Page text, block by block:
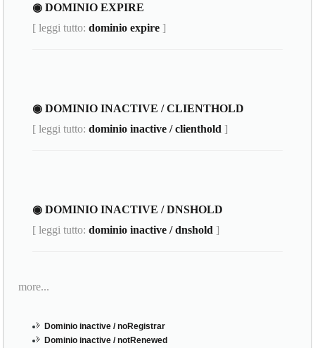
◉ DOMINIO EXPIRE
[ leggi tutto:dominio expire ]
◉ DOMINIO INACTIVE / CLIENTHOLD
[ leggi tutto:dominio inactive / clienthold ]
◉ DOMINIO INACTIVE / DNSHOLD
[ leggi tutto:dominio inactive / dnshold ]
more...
Dominio inactive / noRegistrar
Dominio inactive / notRenewed